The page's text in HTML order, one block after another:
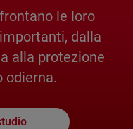
le loro
dalla
alla protezione
odierna.